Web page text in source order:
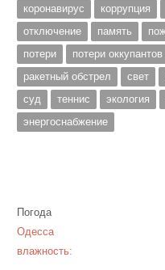
коронавирус
коррупция
отключение
память
потери
потери оккупантов
ракетный обстрел
свет
суд
теннис экология
энергоснабжение
Погода
Одесса
влажность: